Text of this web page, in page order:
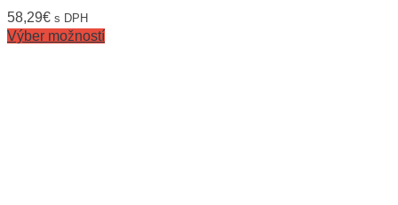
58,29€ s DPH
Výber možností